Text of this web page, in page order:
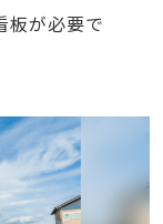
板が必要で